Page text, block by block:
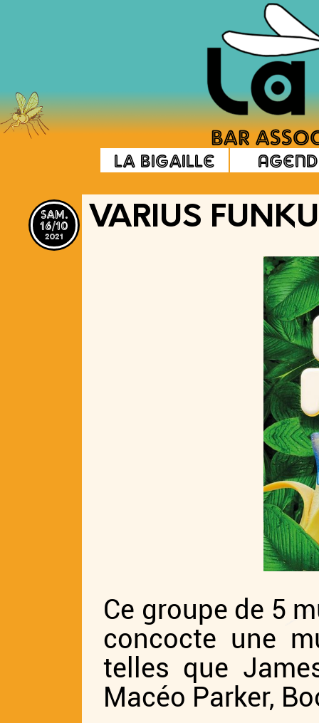
La Bigaille
sam.
16/10
2021
VARIUS
Ce groupe de 5
concocte une
telles que
Macéo Parker,